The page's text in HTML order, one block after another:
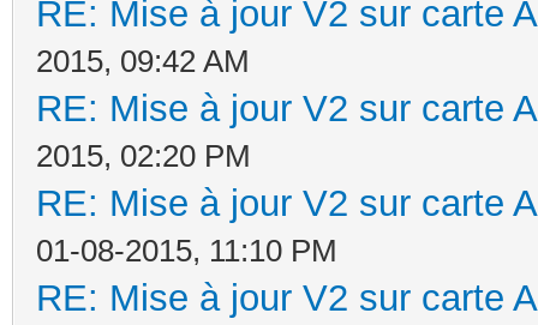
RE: Mise à jour V2 sur carte
2015, 09:42 AM
RE: Mise à jour V2 sur carte
2015, 02:20 PM
RE: Mise à jour V2 sur carte
01-08-2015, 11:10 PM
RE: Mise à jour V2 sur carte